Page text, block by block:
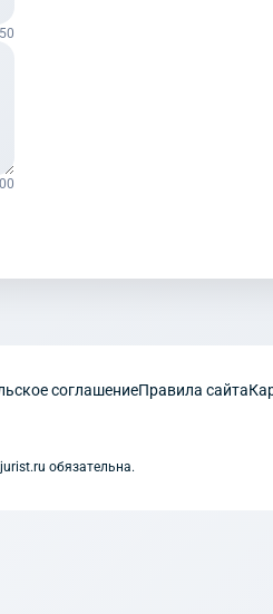
соглашениеПравила сайта
обязательна.